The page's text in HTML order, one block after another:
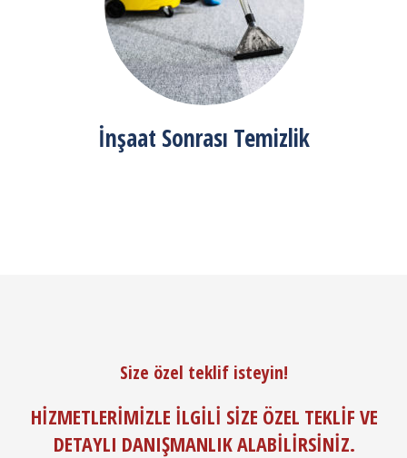
İnşaat Sonrası Temizlik
Size özel teklif isteyin!
HIZMETLERIMIZLE ILGILI SIZE ÖZEL TEKLIF VE
DETAYLI DANIŞMANLIK ALABILIRSINIZ.